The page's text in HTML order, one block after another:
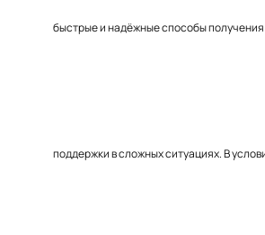
быстрые и надёжные способы
поддержки в сложных ситуациях. В